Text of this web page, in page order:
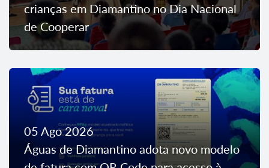
crianças em Diamantino no Dia Nacional
de Cooperar
05 Ago 2026
Águas de Diamantino adota novo modelo